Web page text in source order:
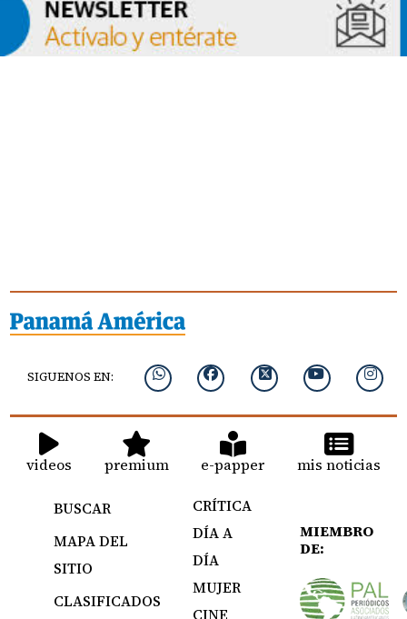
SIGUENOS EN:
videos premium e-papper mis noticias
BUSCAR
MAPA DEL
SITIO
CLASIFICADOS
CRÍTICA
DÍA A
DÍA
MUJER
CINE
MIEMBRO
DE: